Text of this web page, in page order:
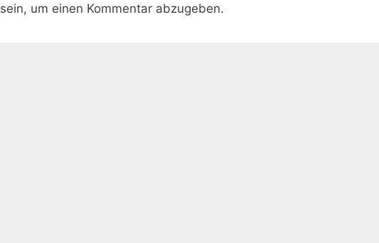
sein, um einen Kommentar abzugeben.